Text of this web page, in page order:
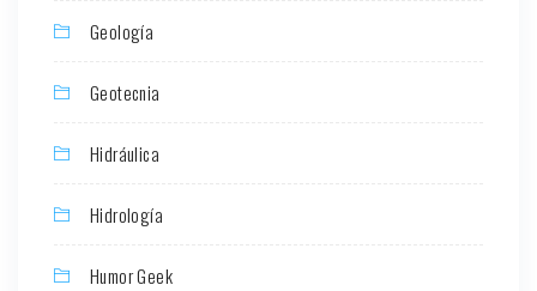
Geología
Geotecnia
Hidráulica
Hidrología
Humor Geek